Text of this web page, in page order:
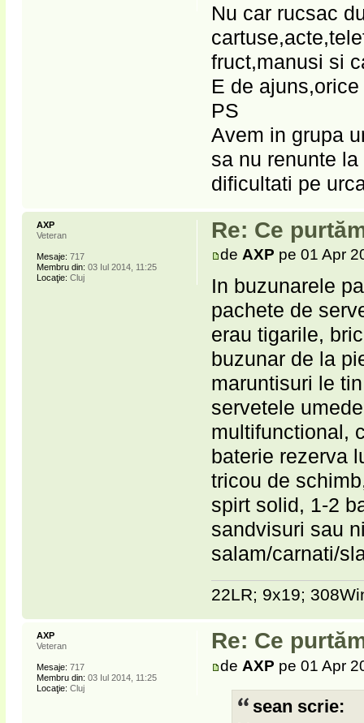
Nu car rucsac
fruct,manusi si
E de
PS
Avem in grupa
sa nu renunte
dificultati pe
Re: Ce
deAXP pe 01 Apr
In buzunarele
pachete de
erau tigarile,
buzunar de la
maruntisuri le
servetele
multifunctional,
baterie rezerva
tricou de
spirt solid, 1-2
sandvisuri sau
salam/carnati/
22LR; 9x19;
AXP
Veteran
Mesaje: 717
Membru din: 03 Iul 2014, 11:25
Locaţie: Cluj
Re: Ce
de AXP pe 01 Apr
sean scrie:
AXP
Veteran
Mesaje: 717
Membru din: 03 Iul 2014, 11:25
Locaţie: Cluj